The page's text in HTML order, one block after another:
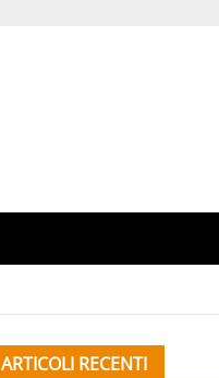
ARTICOLI RECENTI